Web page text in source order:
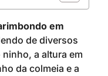
em
de diversos
a altura em
da colmeia e a